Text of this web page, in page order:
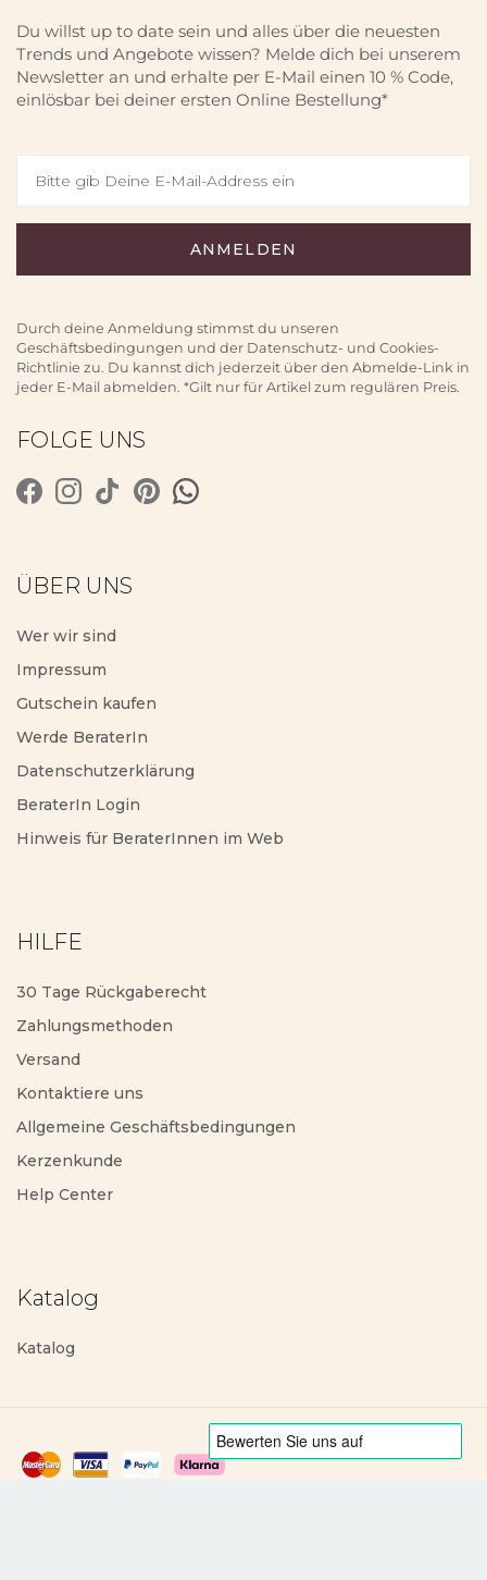
Du willst up to date sein und alles über die neuesten
Trends und Angebote wissen? Melde dich bei unserem
Newsletter an und erhalte per E-Mail einen 10 % Code,
einlösbar bei deiner ersten Online Bestellung*
Durch deine Anmeldung stimmst du unseren
Geschäftsbedingungen und der Datenschutz- und Cookies-
Richtlinie zu. Du kannst dich jederzeit über den Abmelde-Link in
jeder E-Mail abmelden. *Gilt nur für Artikel zum regulären Preis.
FOLGE UNS
ÜBER UNS
Wer wir sind
Impressum
Gutschein kaufen
Werde BeraterIn
Datenschutzerklärung
BeraterIn Login
Hinweis für BeraterInnen im Web
HILFE
30 Tage Rückgaberecht
Zahlungsmethoden
Versand
Kontaktiere uns
Allgemeine Geschäftsbedingungen
Kerzenkunde
Help Center
Katalog
Katalog